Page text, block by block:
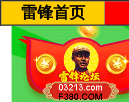
雷锋首页